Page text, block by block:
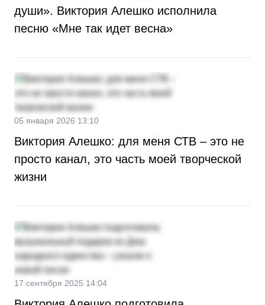
души». Виктория Алешко исполнила
песню «Мне так идет весна»
05 января 2026 13:10
Виктория Алешко: для меня СТВ – это не
просто канал, это часть моей творческой
жизни
17 сентября 2025 14:04